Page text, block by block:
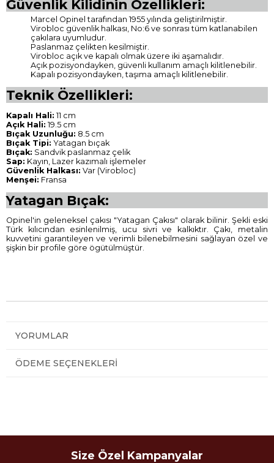
Güvenlik Kilidinin Özellikleri:
Marcel Opinel tarafından 1955 yılında geliştirilmiştir.
Virobloc güvenlik halkası, No:6 ve sonrası tüm katlanabilen
çakılara uyumludur.
Paslanmaz çelikten kesilmiştir.
Virobloc açık ve kapalı olmak üzere iki aşamalıdır.
Açık pozisyondayken, güvenli kullanım amaçlı kilitlenebilir.
Kapalı pozisyondayken, taşıma amaçlı kilitlenebilir.
Teknik Özellikleri:
Kapalı Hali: 11 cm
Açık Hali: 19.5 cm
Bıçak Uzunluğu: 8.5 cm
Bıçak Tipi: Yatagan bıçak
Bıçak: Sandvik paslanmaz çelik
Sap: Kayın, Lazer kazımalı işlemeler
Güvenlik Halkası: Var (Virobloc)
Menşei: Fransa
Yatagan Bıçak:
Opinel'in geleneksel çakısı "Yatagan Çakısı" olarak bilinir. Şekli eski
Türk kılıcından esinlenilmiş, ucu sivri ve kalkıktır. Çakı, metalin
kuvvetini garantileyen ve verimli bilenebilmesini sağlayan özel ve
şişkin bir profile göre ögütülmüştür.
YORUMLAR
ÖDEME SEÇENEKLERI
Size Özel Kampanyalar